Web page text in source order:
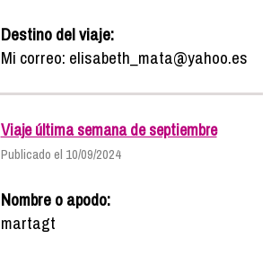
Destino del viaje:
Mi correo: elisabeth_mata@yahoo.es
Viaje última semana de septiembre
Publicado el 10/09/2024
Nombre o apodo:
martagt